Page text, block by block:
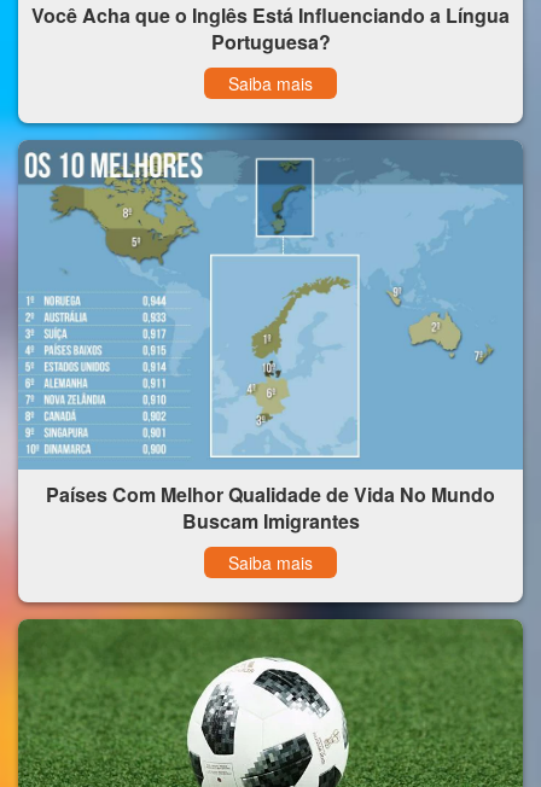
Você Acha que o Inglês Está Influenciando a Língua
Portuguesa?
Saiba mais
Países Com Melhor Qualidade de Vida No Mundo
Buscam Imigrantes
Saiba mais